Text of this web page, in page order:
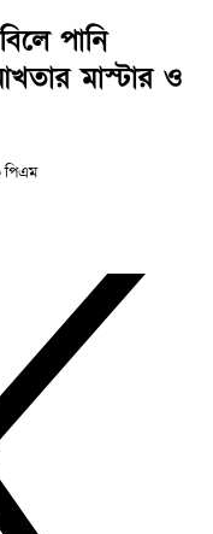
পানি
মাস্টার ও
পিএম